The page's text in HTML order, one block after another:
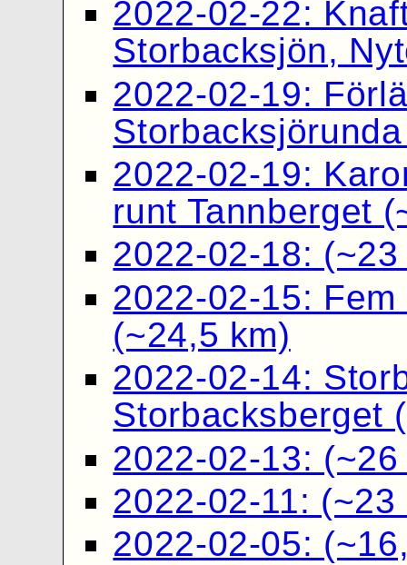
2022-02-22:
Storbacksjön,
2022-02-19:
2022-02-19:
runt Tannberget
2022-02-18: (~23
2022-02-15:
(~24,5 km)
2022-02-14:
Storbacksberget
2022-02-13: (~26
2022-02-11: (~23
2022-02-05: